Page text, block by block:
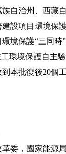
治州、西藏自
設項目環境保
境保護“三同
環境保護自主
批復後20個工
，國家能源局